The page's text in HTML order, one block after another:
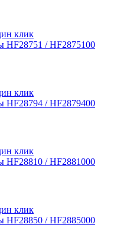
клик
HF28751 / HF2875100
клик
HF28794 / HF2879400
клик
HF28810 / HF2881000
клик
HF28850 / HF2885000